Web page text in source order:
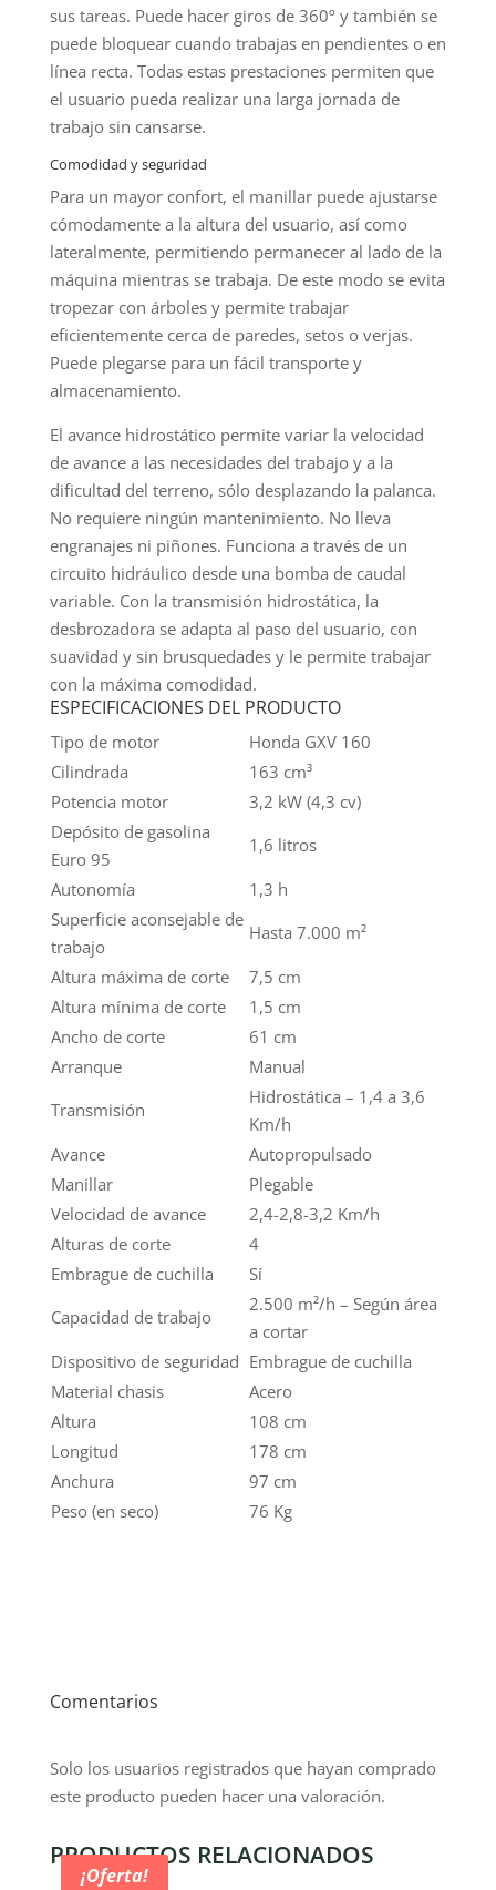
sus tareas. Puede hacer giros de 360º y también se
puede bloquear cuando trabajas en pendientes o en
línea recta. Todas estas prestaciones permiten que
el usuario pueda realizar una larga jornada de
trabajo sin cansarse.
Comodidad y seguridad
Para un mayor confort, el manillar puede ajustarse
cómodamente a la altura del usuario, así como
lateralmente, permitiendo permanecer al lado de la
máquina mientras se trabaja. De este modo se evita
tropezar con árboles y permite trabajar
eficientemente cerca de paredes, setos o verjas.
Puede plegarse para un fácil transporte y
almacenamiento.
El avance hidrostático permite variar la velocidad
de avance a las necesidades del trabajo y a la
dificultad del terreno, sólo desplazando la palanca.
No requiere ningún mantenimiento. No lleva
engranajes ni piñones. Funciona a través de un
circuito hidráulico desde una bomba de caudal
variable. Con la transmisión hidrostática, la
desbrozadora se adapta al paso del usuario, con
suavidad y sin brusquedades y le permite trabajar
con la máxima comodidad.
ESPECIFICACIONES DEL PRODUCTO
Tipo de motor
Honda GXV 160
Cilindrada
163 cm³
Potencia motor
3,2 kW (4,3 cv)
Depósito de gasolina
Euro 95
1,6 litros
Autonomía
1,3 h
Superficie aconsejable de
trabajo
Hasta 7.000 m²
Altura máxima de corte
7,5 cm
Altura mínima de corte
1,5 cm
Ancho de corte
61 cm
Arranque
Manual
Transmisión
Hidrostática – 1,4 a 3,6
Km/h
Avance
Autopropulsado
Manillar
Plegable
Velocidad de avance
2,4-2,8-3,2 Km/h
Alturas de corte
4
Embrague de cuchilla
Sí
Capacidad de trabajo
2.500 m²/h – Según área
a cortar
Dispositivo de seguridad Embrague de cuchilla
Material chasis
Acero
Altura
108 cm
Longitud
178 cm
Anchura
97 cm
Peso (en seco)
76 Kg
Comentarios
Solo los usuarios registrados que hayan comprado
este producto pueden hacer una valoración.
PRODUCTOS RELACIONADOS
¡Oferta!
¡Oferta!
¡Oferta!
¡Oferta!